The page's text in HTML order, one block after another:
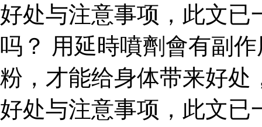
好处与注意事项，此文已
吗？ 用延時噴劑會有副
粉，才能给身体带来好处
好处与注意事项，此文已